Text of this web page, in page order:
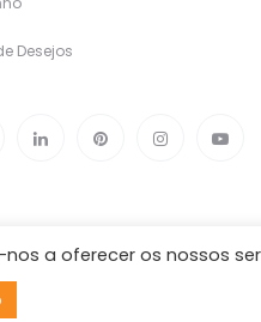
Desejos
Reserved
a oferecer os nossos